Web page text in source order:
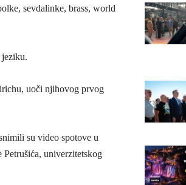
sevdalinke, brass, world
uoči njihovog prvog
su video spotove u
univerzitetskog